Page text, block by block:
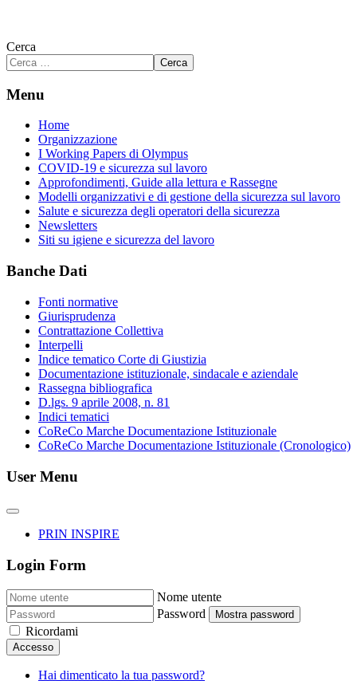
Cerca
Cerca
Menu
Home
Organizzazione
I Working Papers di Olympus
COVID-19 e sicurezza sul lavoro
Approfondimenti, Guide alla lettura e Rassegne
Modelli organizzativi e di gestione della sicurezza sul lavoro
Salute e sicurezza degli operatori della sicurezza
Newsletters
Siti su igiene e sicurezza del lavoro
Banche Dati
Fonti normative
Giurisprudenza
Contrattazione Collettiva
Interpelli
Indice tematico Corte di Giustizia
Documentazione istituzionale, sindacale e aziendale
Rassegna bibliografica
D.lgs. 9 aprile 2008, n. 81
Indici tematici
CoReCo Marche Documentazione Istituzionale
CoReCo Marche Documentazione Istituzionale (Cronologico)
User Menu
PRIN INSPIRE
Login Form
Nome utente
Password
Mostra password
Ricordami
Accesso
Hai dimenticato la tua password?